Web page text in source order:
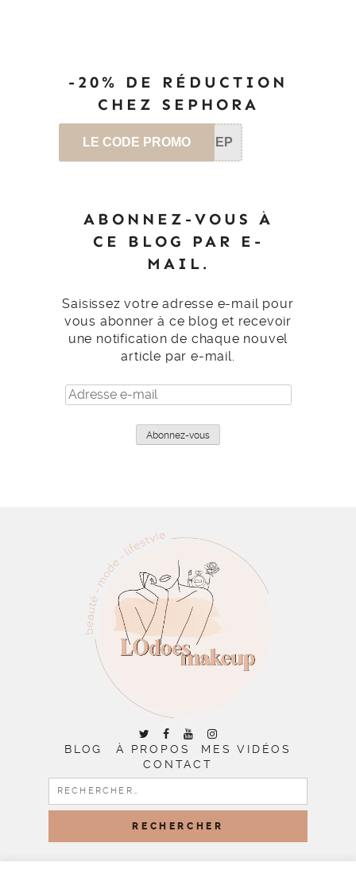
-20% DE RÉDUCTION
CHEZ SEPHORA
LE CODE PROMO SEP
ABONNEZ-VOUS À
CE BLOG PAR E-
MAIL.
Saisissez votre adresse e-mail pour
vous abonner à ce blog et recevoir
une notification de chaque nouvel
article par e-mail.
Adresse
e-
Abonnez-vous
BLOG À PROPOS
MES VIDÉOS
CONTACT
RECHERCHER :